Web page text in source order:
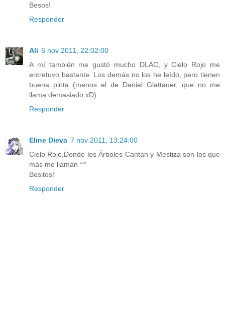
Besos!
Responder
Ali 6 nov 2011, 22:02:00
A mí también me gustó mucho DLAC, y Cielo Rojo me
entretuvo bastante. Los demás no los he leído, pero tienen
buena pinta (menos el de Daniel Glattauer, que no me
llama demasiado xD)
Responder
Eline Dieva 7 nov 2011, 13:24:00
Cielo Rojo,Donde los Árboles Cantan y Mestiza son los que
más me llaman ^^
Besitos!
Responder